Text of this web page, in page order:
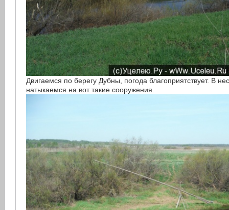
Двигаемся по берегу Дубны, погода благоприятствует. В
натыкаемся на вот такие сооружения.